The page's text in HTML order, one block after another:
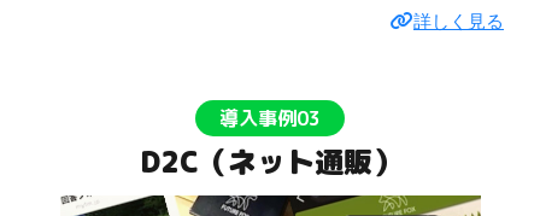
詳しく見る
導入事例03
D2C（ネット通販）